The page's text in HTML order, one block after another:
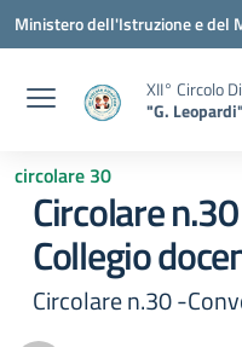
Vai ai contenuti
Vai al menu di navigazione
Vai al footer
Ministero dell'Istruzione e del
XII° Circolo
"G. Leopardi"
circolare 30
Circolare
Collegio
Circolare n.30 -